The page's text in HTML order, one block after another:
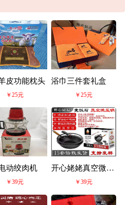
皮功能枕头
￥25元
浴巾三件套礼盒
￥25元
动绞肉机
￥39元
开心姥姥真空微压
￥39元